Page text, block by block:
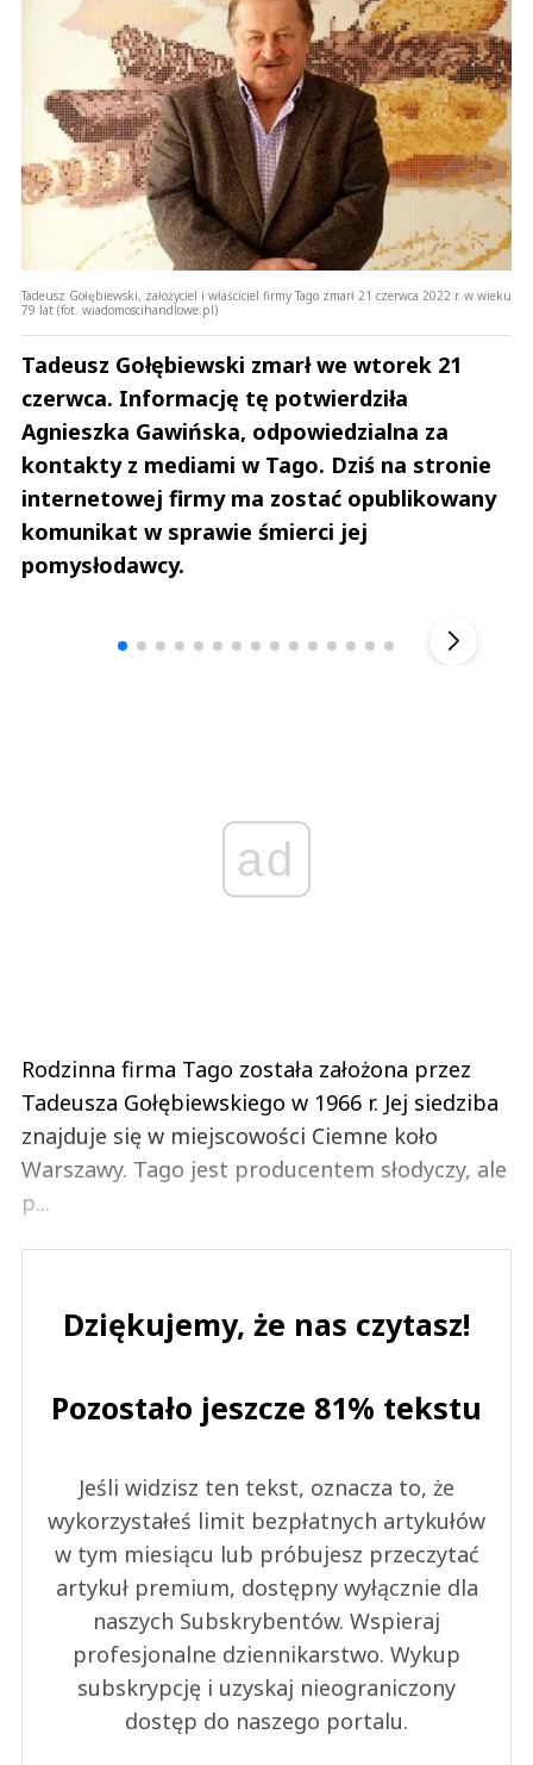
Tadeusz Gołębiewski, założyciel i właściciel firmy Tago zmarł 21 czerwca 2022 r. w wieku
79 lat (fot. wiadomoscihandlowe.pl)
Tadeusz Gołębiewski zmarł we wtorek 21
czerwca. Informację tę potwierdziła
Agnieszka Gawińska, odpowiedzialna za
kontakty z mediami w Tago. Dziś na stronie
internetowej firmy ma zostać opublikowany
komunikat w sprawie śmierci jej
pomysłodawcy.
ad
Rodzinna firma Tago została założona przez
Tadeusza Gołębiewskiego w 1966 r. Jej siedziba
znajduje się w miejscowości Ciemne koło
Warszawy. Tago jest producentem słodyczy, ale
p...
Dziękujemy, że nas czytasz!
Pozostało jeszcze 81% tekstu
Jeśli widzisz ten tekst, oznacza to, że
wykorzystałeś limit bezpłatnych artykułów
w tym miesiącu lub próbujesz przeczytać
artykuł premium, dostępny wyłącznie dla
naszych Subskrybentów. Wspieraj
profesjonalne dziennikarstwo. Wykup
subskrypcję i uzyskaj nieograniczony
dostęp do naszego portalu.